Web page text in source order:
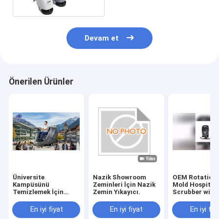
Devam et
Önerilen Ürünler
Üniversite
Kampüsünü
Temizlemek İçin
En iyi fiyat
Nazik Showroom
Zeminleri İçin Nazik
Zemin Yıkayıcı.
En iyi fiyat
OEM
Mold Hospital
Scrubber with
Certification
En iyi